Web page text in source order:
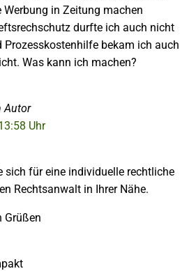
Werbung in Zeitung machen
durfte ich auch nicht
Prozesskostenhilfe bekam ich auch
Was kann ich machen?
Autor
Uhr
sich für eine individuelle rechtliche
Rechtsanwalt in Ihrer Nähe.
Grüßen